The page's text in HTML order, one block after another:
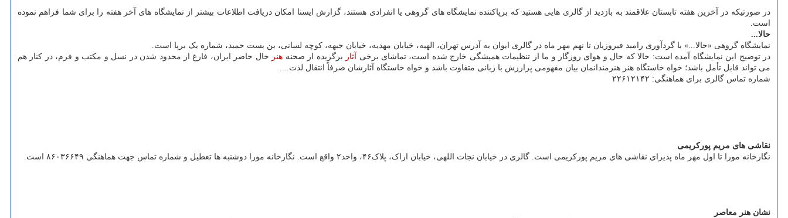
در صورتیکه در آخرین هفته تابستان علاقمند به بازدید از گالری هایی هستید که برپاکننده نمایشگاه های گروهی یا انفرادی هستند، گزارش ایسنا امکان دریافت اطلاعات بیشتر از نمایشگاه های آخر هفته را برای شما فراهم نموده
است.
حالا...
نمایشگاه گروهی «حالا...» با گردآوری رامبد فیروزیان تا نهم مهر ماه در گالری ایوان به آدرس تهران، الهیه، خیابان مهدیه، خیابان جبهه، کوچه لسانی، بن بست حمید، شماره یک برپا است.
در توضیح این نمایشگاه آمده است: حالا که حال و هوای روزگار و ما از تنظیمات همیشگی خارج شده است، تماشای برخی
آثار برگزیده از صحنه هنر حال حاضر ایران، فارغ از محدود شدن در نسل و مکتب و فرم، در کنار هم
می تواند قابل تأمل باشد؛ خواه خاستگاه هنر هنرمندانمان بیان مفهومی پرارزش با زبانی متفاوت باشد و خواه خاستگاه آثارشان صرفاً انتقال لذت....
شماره تماس گالری برای هماهنگی: ۲۲۶۱۲۱۴۲
نقاشی های مریم پورکریمی
نگارخانه مورا تا اول مهر ماه پذیرای نقاشی های مریم پورکریمی است. گالری در خیابان نجات اللهی، خیابان اراک، پلاک۴۶، واحد۲ واقع است. نگارخانه مورا دوشنبه ها تعطیل و شماره تماس جهت هماهنگی ۸۶۰۳۶۶۴۹ است.
نشان هنر معاصر